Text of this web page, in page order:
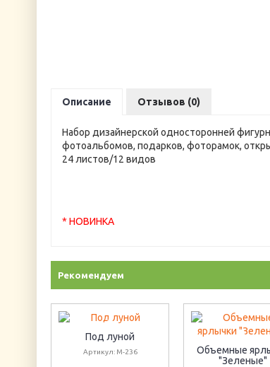
Описание Отзывов (0)
Набор дизайнерской односторонней
фотоальбомов, подарков, фоторамок,
24 листов/12 видов
* НОВИНКА
Рекомендуем
Под луной
Артикул: М-236
Объемные
"Зеленые"